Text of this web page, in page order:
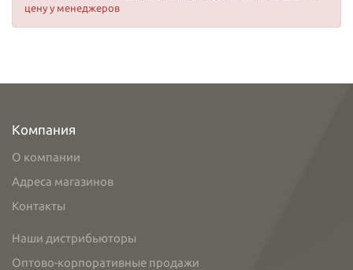
цену у менеджеров
Компания
О компании
Адреса магазинов
Контакты
Наши дистрибьюторы
Оптово-корпоративные продажи